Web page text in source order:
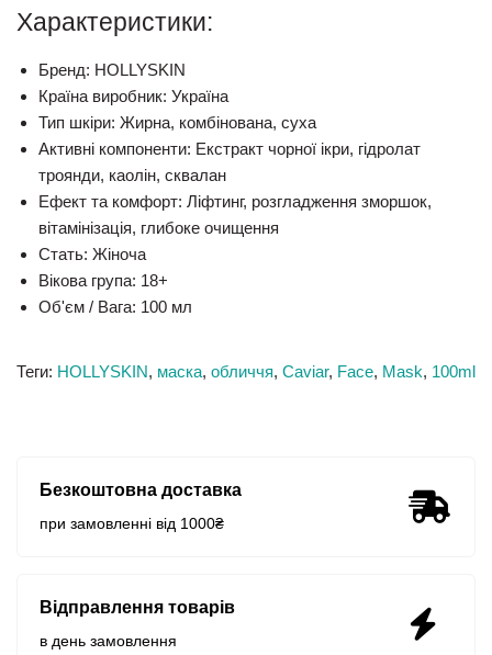
Характеристики:
Бренд: HOLLYSKIN
Країна виробник: Україна
Тип шкіри: Жирна, комбінована, суха
Активні компоненти: Екстракт чорної ікри, гідролат
троянди, каолін, сквалан
Ефект та комфорт: Ліфтинг, розгладження зморшок,
вітамінізація, глибоке очищення
Стать: Жіноча
Вікова група: 18+
Об'єм / Вага: 100 мл
Теги: HOLLYSKIN, маска, обличчя, Caviar, Face, Mask, 100ml
Безкоштовна доставка
при замовленні від 1000₴
Відправлення товарів
в день замовлення